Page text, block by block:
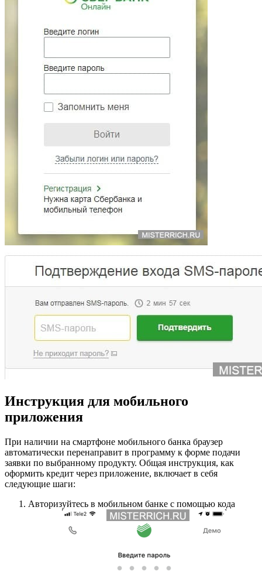
Инструкция для мобильного
приложения
При наличии на смартфоне мобильного банка браузер
автоматически перенаправит в программу к форме подачи
заявки по выбранному продукту. Общая инструкция, как
оформить кредит через приложение, включает в себя
следующие шаги:
Авторизуйтесь в мобильном банке с помощью кода